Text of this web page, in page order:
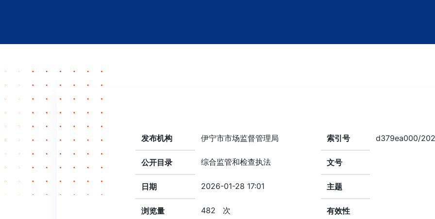
发布机构 伊宁市市场监督管理局 索引号 d379ea000/
公开目录 综合监管和检查执法 文号
日期 2026-01-28 17:01 主题
浏览量 482 次 有效性